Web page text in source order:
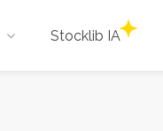
Stocklib IA